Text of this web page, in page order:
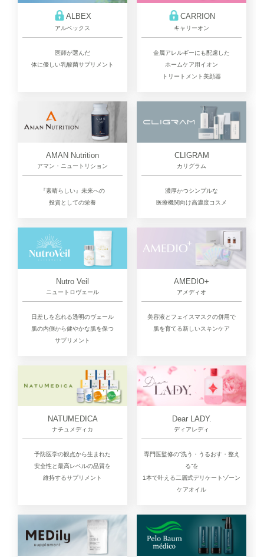
ALBEX
アルベックス
医師が選んだ
体に優しい乳酸菌サプリメント
CARRION
キャリーオン
金属アレルギーにも配慮した
ホームケア用イオン
トリートメント美顔器
AMAN Nutrition
アマン・ニュートリション
『素晴らしい』未来への
投資としての栄養
CLIGRAM
カリグラム
濃厚かつシンプルな
医療機関向け高濃度コスメ
Nutro Veil
ニュートロヴェール
日差しを忘れる透明のヴェール
肌の内側から健やかな肌を保つ
サプリメント
AMEDIO+
アメディオ
美容液とフェイスマスクの併用で
肌を育てる新しいスキンケア
NATUMEDICA
ナチュメディカ
予防医学の観点から生まれた
安全性と最高レベルの品質を
維持するサプリメント
Dear LADY.
ディアレディ
専門医監修の“洗う・うるおす・整え
る”を
1本で叶える二層式デリケートゾーン
ケアオイル